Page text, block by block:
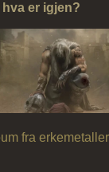
er igjen?
fra